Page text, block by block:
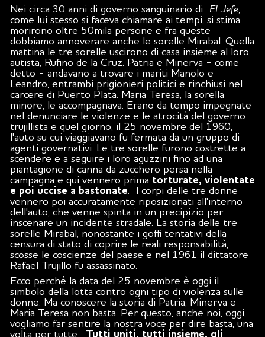
Nei circa 30 anni di governo sanguinario di El Jefe,
come lui stesso si faceva chiamare ai tempi, si stima
morirono oltre 50mila persone e fra queste
dobbiamo annoverare anche le sorelle Mirabal. Quella
mattina le tre sorelle uscirono di casa insieme al loro
autista, Rufino de la Cruz. Patria e Minerva - come
detto - andavano a trovare i mariti Manolo e
Leandro, entrambi prigionieri politici e rinchiusi nel
carcere di Puerto Plata. Maria Teresa, la sorella
minore, le accompagnava. Erano da tempo impegnate
nel denunciare le violenze e le atrocità del governo
trujillista e quel giorno, il 25 novembre del 1960,
l'auto su cui viaggiavano fu fermata da un gruppo di
agenti governativi. Le tre sorelle furono costrette a
scendere e a seguire i loro aguzzini fino ad una
piantagione di canna da zucchero persa nella
campagna e qui vennero prima torturate, violentate
e poi uccise a bastonate . I corpi delle tre donne
vennero poi accuratamente riposizionati all'interno
dell'auto, che venne spinta in un precipizio per
inscenare un incidente stradale. La storia delle tre
sorelle Mirabal, nonostante i goffi tentativi della
censura di stato di coprire le reali responsabilità,
scosse le coscienze del paese e nel 1961 il dittatore
Rafael Trujillo fu assassinato.
Ecco perché la data del 25 novembre è oggi il
simbolo della lotta contro ogni tipo di violenza sulle
donne. Ma conoscere la storia di Patria, Minerva e
Maria Teresa non basta. Per questo, anche noi, oggi,
vogliamo far sentire la nostra voce per dire basta, una
volta per tutte. Tutti uniti, tutti insieme, gli